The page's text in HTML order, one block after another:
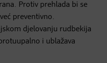
Protiv prehlada bi se
preventivno.
djelovanju rudbekija
i ublažava